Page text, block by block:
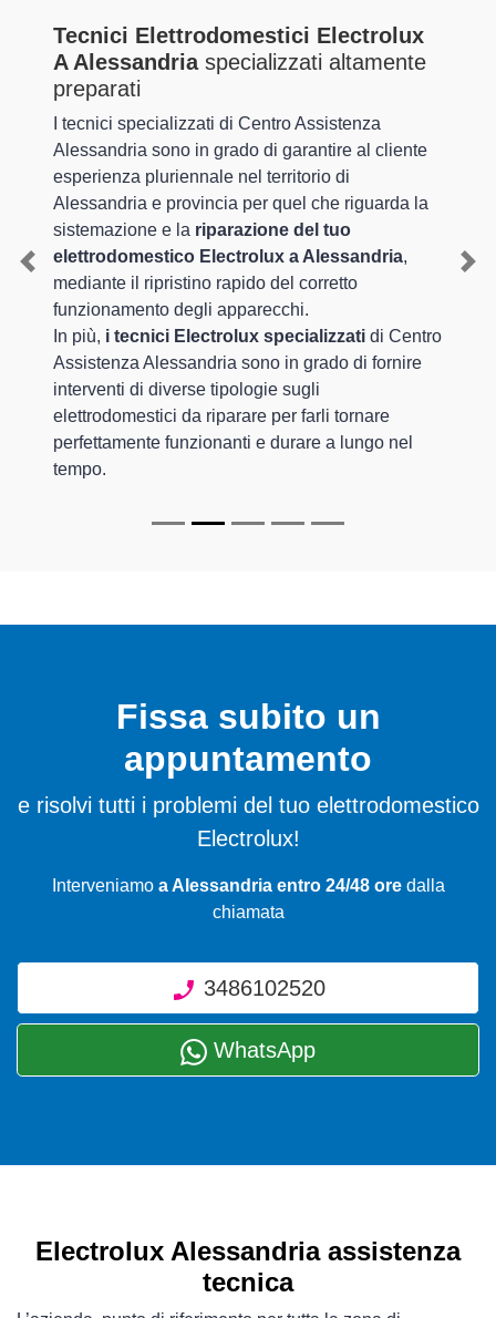
Tecnici Elettrodomestici Electrolux
A Alessandriaspecializzati altamente
preparati
I tecnici specializzati di Centro Assistenza
Alessandria sono in grado di garantire al cliente
esperienza pluriennale nel territorio di
Alessandria e provincia per quel che riguarda la
sistemazione e la riparazione del tuo
elettrodomestico Electrolux a Alessandria,
mediante il ripristino rapido del corretto
funzionamento degli apparecchi.
In più, i tecnici Electrolux specializzati di Centro
Assistenza Alessandria sono in grado di fornire
interventi di diverse tipologie sugli
elettrodomestici da riparare per farli tornare
perfettamente funzionanti e durare a lungo nel
tempo.
Previous
Fissa subito un
appuntamento
e risolvi tutti i problemi del tuo elettrodomestico
Electrolux!
Interveniamo a Alessandria entro 24/48 oredalla
chiamata
3486102520
WhatsApp
Electrolux Alessandria assistenza
tecnica